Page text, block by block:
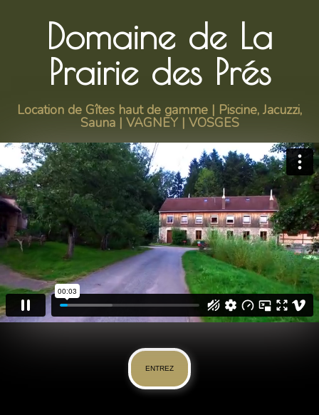
Domaine de La
Prairie des Prés
Location de Gîtes haut de gamme | Piscine, Jacuzzi,
Sauna | VAGNEY | VOSGES
ENTREZ